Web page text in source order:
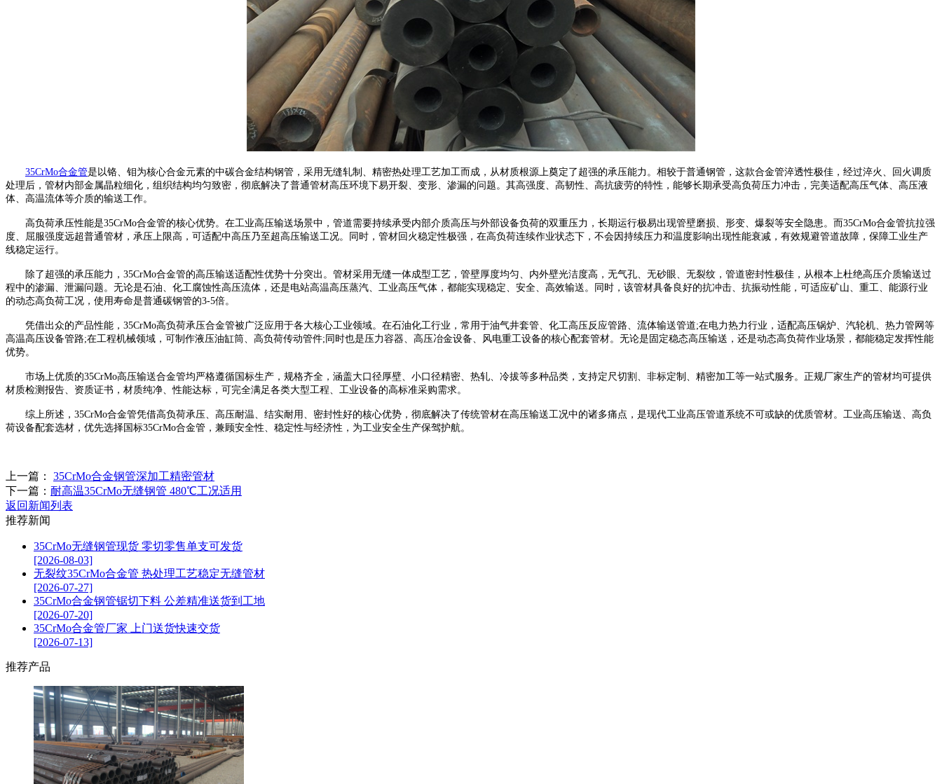
35CrMo合金管是以铬、钼为核心合金元素的中碳合金结构钢管，采用无缝轧制、精密热处理工艺加工而成，从材质根源上奠定了超强的承压能力。相较于普通钢管，这款合金管淬透性极佳，经过淬火、回火调质
处理后，管材内部金属晶粒细化，组织结构均匀致密，彻底解决了普通管材高压环境下易开裂、变形、渗漏的问题。其高强度、高韧性、高抗疲劳的特性，能够长期承受高负荷压力冲击，完美适配高压气体、高压液
体、高温流体等介质的输送工作。
高负荷承压性能是35CrMo合金管的核心优势。在工业高压输送场景中，管道需要持续承受内部介质高压与外部设备负荷的双重压力，长期运行极易出现管壁磨损、形变、爆裂等安全隐患。而35CrMo合金管抗拉强
度、屈服强度远超普通管材，承压上限高，可适配中高压乃至超高压输送工况。同时，管材回火稳定性极强，在高负荷连续作业状态下，不会因持续压力和温度影响出现性能衰减，有效规避管道故障，保障工业生产
线稳定运行。
除了超强的承压能力，35CrMo合金管的高压输送适配性优势十分突出。管材采用无缝一体成型工艺，管壁厚度均匀、内外壁光洁度高，无气孔、无砂眼、无裂纹，管道密封性极佳，从根本上杜绝高压介质输送过
程中的渗漏、泄漏问题。无论是石油、化工腐蚀性高压流体，还是电站高温高压蒸汽、工业高压气体，都能实现稳定、安全、高效输送。同时，该管材具备良好的抗冲击、抗振动性能，可适应矿山、重工、能源行业
的动态高负荷工况，使用寿命是普通碳钢管的3-5倍。
凭借出众的产品性能，35CrMo高负荷承压合金管被广泛应用于各大核心工业领域。在石油化工行业，常用于油气井套管、化工高压反应管路、流体输送管道;在电力热力行业，适配高压锅炉、汽轮机、热力管网等
高温高压设备管路;在工程机械领域，可制作液压油缸筒、高负荷传动管件;同时也是压力容器、高压冶金设备、风电重工设备的核心配套管材。无论是固定稳态高压输送，还是动态高负荷作业场景，都能稳定发挥性能
优势。
市场上优质的35CrMo高压输送合金管均严格遵循国标生产，规格齐全，涵盖大口径厚壁、小口径精密、热轧、冷拔等多种品类，支持定尺切割、非标定制、精密加工等一站式服务。正规厂家生产的管材均可提供
材质检测报告、资质证书，材质纯净、性能达标，可完全满足各类大型工程、工业设备的高标准采购需求。
综上所述，35CrMo合金管凭借高负荷承压、高压耐温、结实耐用、密封性好的核心优势，彻底解决了传统管材在高压输送工况中的诸多痛点，是现代工业高压管道系统不可或缺的优质管材。工业高压输送、高负
荷设备配套选材，优先选择国标35CrMo合金管，兼顾安全性、稳定性与经济性，为工业安全生产保驾护航。
上一篇：
35CrMo合金钢管深加工精密管材
下一篇： 耐高温35CrMo无缝钢管 480℃工况适用
返回新闻列表
推荐新闻
35CrMo无缝钢管现货 零切零售单支可发货
[2026-08-03]
无裂纹35CrMo合金管 热处理工艺稳定无缝管材
[2026-07-27]
35CrMo合金钢管锯切下料 公差精准送货到工地
[2026-07-20]
35CrMo合金管厂家 上门送货快速交货
[2026-07-13]
推荐产品